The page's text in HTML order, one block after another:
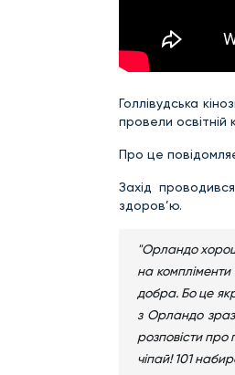
Голлівудська
провели освітній
Про це
Захід
здоров’ю.
"Орландо
на
добра. Бо це
з Орландо
розповісти
чіпай! 101